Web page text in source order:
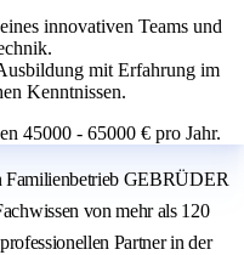
innovativen Teams und
mit Erfahrung im
Kenntnissen.
45000 - 65000 € pro Jahr.
Familienbetrieb GEBRÜDER
von mehr als 120
Partner in der